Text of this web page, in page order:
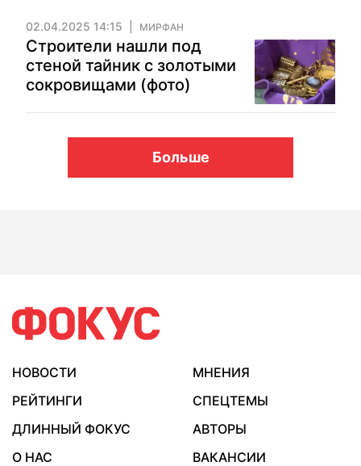
02.04.2025 14:15 МИРФАН
Строители нашли под
стеной тайник с золотыми
сокровищами (фото)
Больше
НОВОСТИ
МНЕНИЯ
РЕЙТИНГИ
СПЕЦТЕМЫ
ДЛИННЫЙ ФОКУС
АВТОРЫ
О НАС
ВАКАНСИИ